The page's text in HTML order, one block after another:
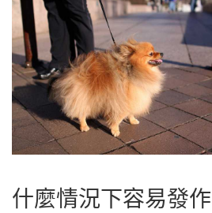
什麼情況下容易發作